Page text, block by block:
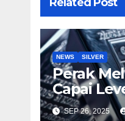
NEWS SILVER
Perak
Capai
Tertinggi
SEP 26, 2025